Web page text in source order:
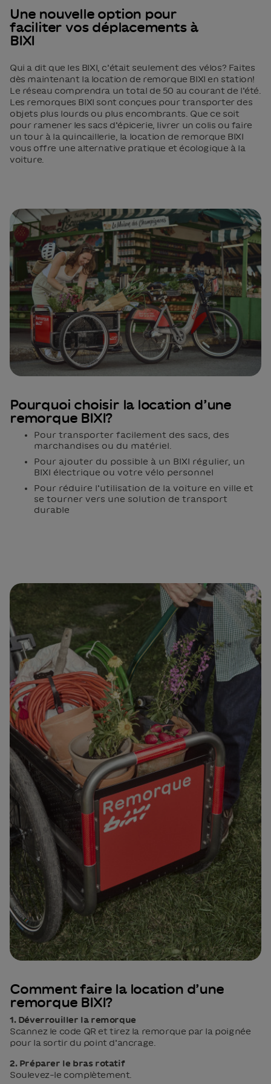
Une nouvelle option pour
faciliter vos déplacements à
BIXI
Qui a dit que les BIXI, c’était seulement des vélos? Faites
dès maintenant la location de remorque BIXI en station!
Le réseau comprendra un total de 50 au courant de l’été.
Les remorques BIXI sont conçues pour transporter des
objets plus lourds ou plus encombrants. Que ce soit
pour ramener les sacs d’épicerie, livrer un colis ou faire
un tour à la quincaillerie, la location de remorque BIXI
vous offre une alternative pratique et écologique à la
voiture.
Pourquoi choisir la location d’une
remorque BIXI?
Pour transporter facilement des sacs, des
marchandises ou du matériel.
Pour ajouter du possible à un BIXI régulier, un
BIXI électrique ou votre vélo personnel
Pour réduire l’utilisation de la voiture en ville et
se tourner vers une solution de transport
durable
Comment faire la location d’une
remorque BIXI?
1. Déverrouiller la remorque
Scannez le code QR et tirez la remorque par la poignée
pour la sortir du point d’ancrage.
2. Préparer le bras rotatif
Soulevez-le complètement.